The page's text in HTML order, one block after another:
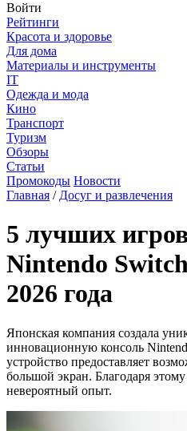
Войти
Рейтинги
Красота и здоровье
Для дома
Материалы и инструменты
IT
Одежда и мода
Кино
Транспорт
Туризм
Обзоры
Статьи
Промокоды Новости
Главная / Досуг и развлечения
5 лучших
Nintendo
2026 года
Японская компания создала
инновационную консоль
устройство предоставляет
большой экран. Благодаря
невероятный опыт.